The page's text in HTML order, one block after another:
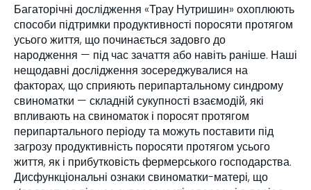
Багаторічні дослідження «Трау Нутришин» охоплюють
способи підтримки продуктивності поросяти протягом
усього життя, що починається задовго до
народження — під час зачаття або навіть раніше. Наші
нещодавні дослідження зосереджувалися на
факторах, що сприяють перипартальному синдрому
свиноматки — складній сукупності взаємодій, які
впливають на свиноматок і поросят протягом
перипартального періоду та можуть поставити під
загрозу продуктивність поросяти протягом усього
життя, як і прибутковість фермерського господарства.
Дисфункціональні ознаки свиноматки-матері, що